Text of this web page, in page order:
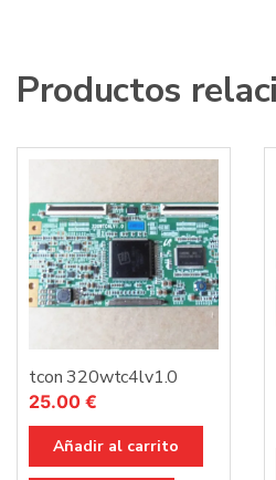
Productos
tcon 320wtc4lv1.0
25.00 €
Añadir al carrito